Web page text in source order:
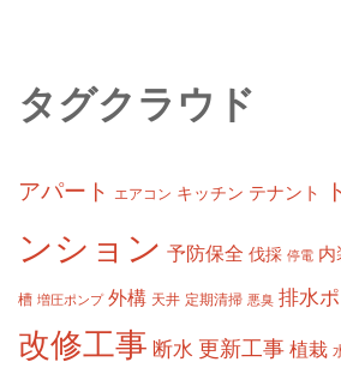
タグクラウド
アパート エアコン キッチン テナント
ンション 予防保全 伐採 停電 内
槽 増圧ポンプ 外構 天井 定期清掃 悪臭 排水
改修工事 断水 更新工事 植栽